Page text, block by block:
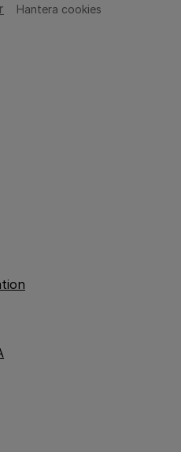
Hantera cookies